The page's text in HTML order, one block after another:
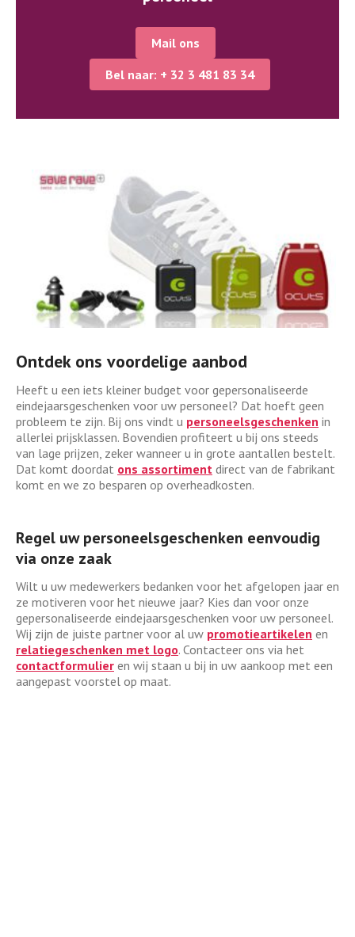
Mail ons
Bel naar: + 32 3 481 83 34
Ontdek ons voordelige aanbod
Heeft u een iets kleiner budget voor gepersonaliseerde
eindejaarsgeschenken voor uw personeel? Dat hoeft geen
probleem te zijn. Bij ons vindt u personeelsgeschenken in
allerlei prijsklassen. Bovendien profiteert u bij ons steeds
van lage prijzen, zeker wanneer u in grote aantallen bestelt.
Dat komt doordat ons assortiment direct van de fabrikant
komt en we zo besparen op overheadkosten.
Regel uw personeelsgeschenken eenvoudig
via onze zaak
Wilt u uw medewerkers bedanken voor het afgelopen jaar en
ze motiveren voor het nieuwe jaar? Kies dan voor onze
gepersonaliseerde eindejaarsgeschenken voor uw personeel.
Wij zijn de juiste partner voor al uw promotieartikelen en
relatiegeschenken met logo. Contacteer ons via het
contactformulier en wij staan u bij in uw aankoop met een
aangepast voorstel op maat.